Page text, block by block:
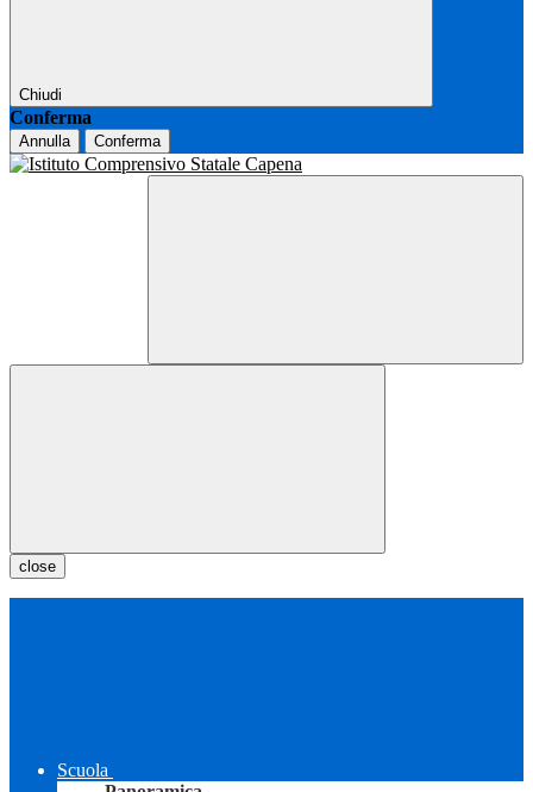
Chiudi
Conferma
Annulla Conferma
close
Scuola